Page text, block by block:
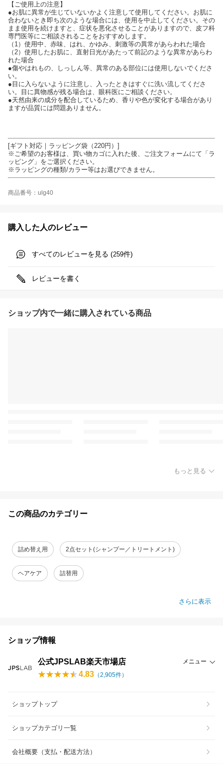
【ご使用上の注意】
●お肌に異常が生じていないかよく注意して使用してください。お肌に
合わないとき即ち次のような場合には、使用を中止してください。その
まま使用を続けますと、症状を悪化させることがありますので、皮フ科
専門医等にご相談されることをおすすめします。
（1）使用中、赤味、はれ、かゆみ、刺激等の異常があらわれた場合
（2）使用したお肌に、直射日光があたって前記のような異常があらわ
れた場合
●傷やはれもの、しっしん等、異常のある部位には使用しないでくださ
い。
●目に入らないように注意し、入ったときはすぐに洗い流してくださ
い。目に異物感が残る場合は、眼科医にご相談ください。
●天然由来の成分を配合しているため、香りや色が変化する場合があり
ますが品質には問題ありません。
[ギフト対応｜ラッピング袋（220円）]
※ご希望のお客様は、買い物カゴに入れた後、ご注文フォームにて「ラ
ッピング」をご選択ください。
※ラッピングの種類/カラー等はお選びできません。
商品番号：ulg40
購入した人のレビュー
すべてのレビューを見る (259件)
レビューを書く
ショップ内で一緒に購入されている商品
もっと見る
この商品のカテゴリー
詰め替え用 2点セット(シャンプー／トリートメント)
ヘアケア 詰替用
さらに表示
ショップ情報
公式JPSLAB楽天市場店 メニュー
4.83 （2,905件）
ショップトップ
ショップカテゴリ一覧
会社概要（支払・配送方法）